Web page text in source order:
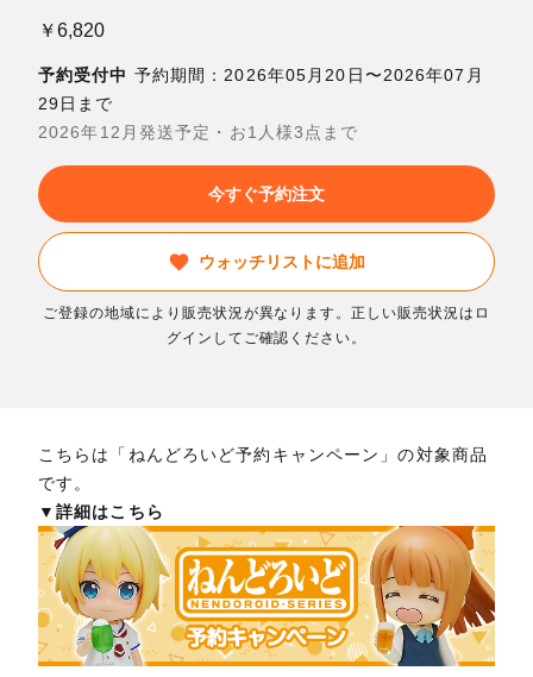
￥6,820
予約受付中 予約期間：2026年05月20日〜2026年07月
29日まで
2026年12月発送予定・お1人様3点まで
今すぐ予約注文
ウォッチリストに追加
ご登録の地域により販売状況が異なります。正しい販売状況はロ
グインしてご確認ください。
こちらは「ねんどろいど予約キャンペーン」の対象商品
です。
▼詳細はこちら